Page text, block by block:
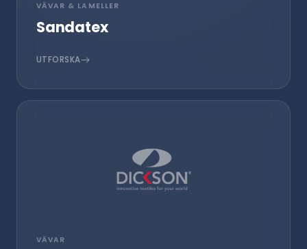
VÄVAR & LAMELLER
Sandatex
UTFORSKA
VÄVAR